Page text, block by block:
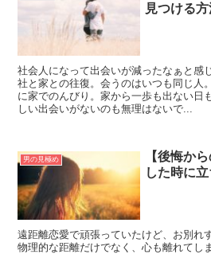
見つける
社会人になって出会いが減ったなぁと感
社と家との往復。会うのはいつも同じ人
に家でのんびり。家から一歩も出ない日
しい出会いがないのも無理はないで...
男の見極め
【後悔か
した時に
遠距離恋愛で頑張っていたけど、お別れ
物理的な距離だけでなく、心も離れてし